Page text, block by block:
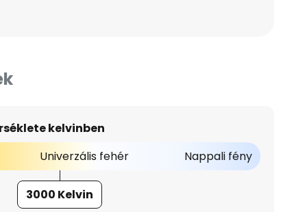
kelvinben
Univerzális fehér
Nappali fény
3000 Kelvin